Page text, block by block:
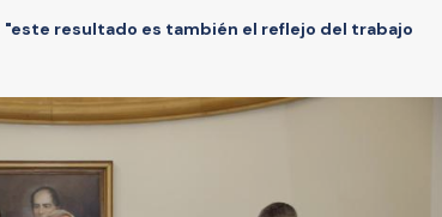
"este resultado es también el reflejo del trabajo